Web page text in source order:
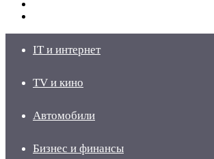
IT и интернет
TV и кино
Автомобили
Бизнес и финансы